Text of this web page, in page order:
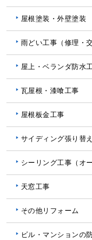
屋根塗装・外壁塗装
雨どい工事（修理・交
屋上・ベランダ防水
瓦屋根・漆喰工事
屋根板金工事
サイディング張り替え
シーリング工事（オ
天窓工事
その他リフォーム
ビル・マンションの